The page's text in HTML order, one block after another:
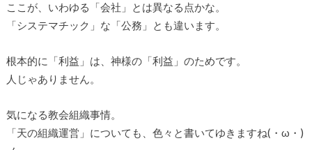
ここが、いわゆる「会社」とは異なる点かな。
「システマチック」な「公務」とも違います。
根本的に「利益」は、神様の「利益」のためです。
人じゃありません。
気になる教会組織事情。
「天の組織運営」についても、色々と書いてゆきますね(・ω・)